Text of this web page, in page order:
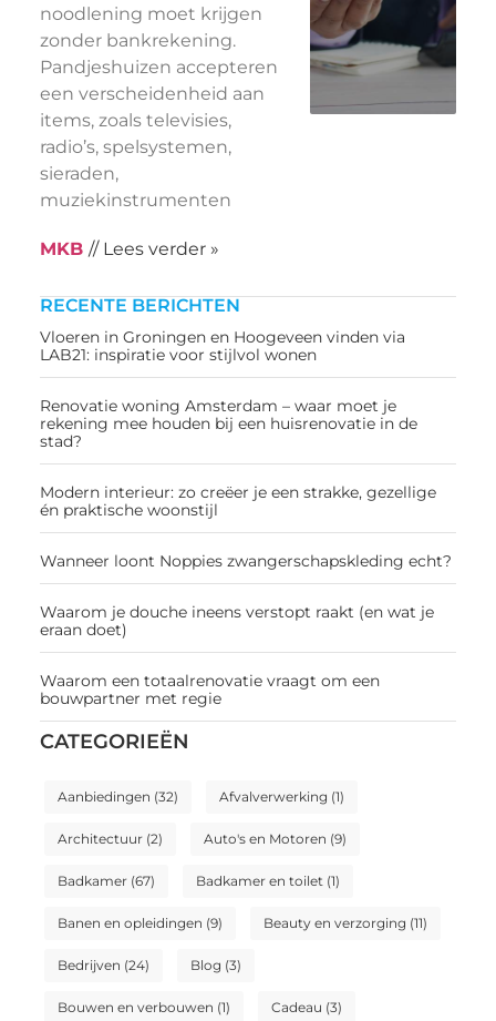
RECENTE BERICHTEN
Vloeren in Groningen en Hoogeveen vinden via
LAB21: inspiratie voor stijlvol wonen
Renovatie woning Amsterdam – waar moet je
rekening mee houden bij een huisrenovatie in de
stad?
Modern interieur: zo creëer je een strakke, gezellige
én praktische woonstijl
Wanneer loont Noppies zwangerschapskleding echt?
Waarom je douche ineens verstopt raakt (en wat je
eraan doet)
Waarom een totaalrenovatie vraagt om een
bouwpartner met regie
CATEGORIEËN
Aanbiedingen (32) Afvalverwerking (1)
Architectuur(2) Auto's en Motoren (9)
Badkamer(67) Badkamer en toilet(1)
Banen en opleidingen (9) Beauty en verzorging (11)
Bedrijven (24) Blog (3)
Bouwen en verbouwen (1) Cadeau (3)
noodlening moet krijgen
zonder bankrekening.
Pandjeshuizen accepteren
een verscheidenheid aan
items, zoals televisies,
radio’s, spelsystemen,
sieraden,
muziekinstrumenten
MKB // Lees verder »